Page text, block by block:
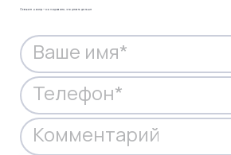
Оставьте номер — мы подскажем, что делать дальше